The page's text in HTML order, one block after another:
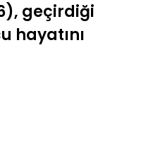
geçirdiği
hayatını